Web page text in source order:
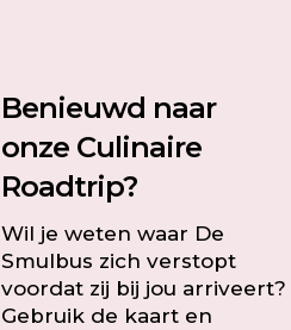
Benieuwd naar
onze Culinaire
Roadtrip?
Wil je weten waar De
Smulbus zich verstopt
voordat zij bij jou arriveert?
Gebruik de kaart en